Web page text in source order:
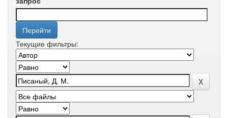
Текущие фильтры: